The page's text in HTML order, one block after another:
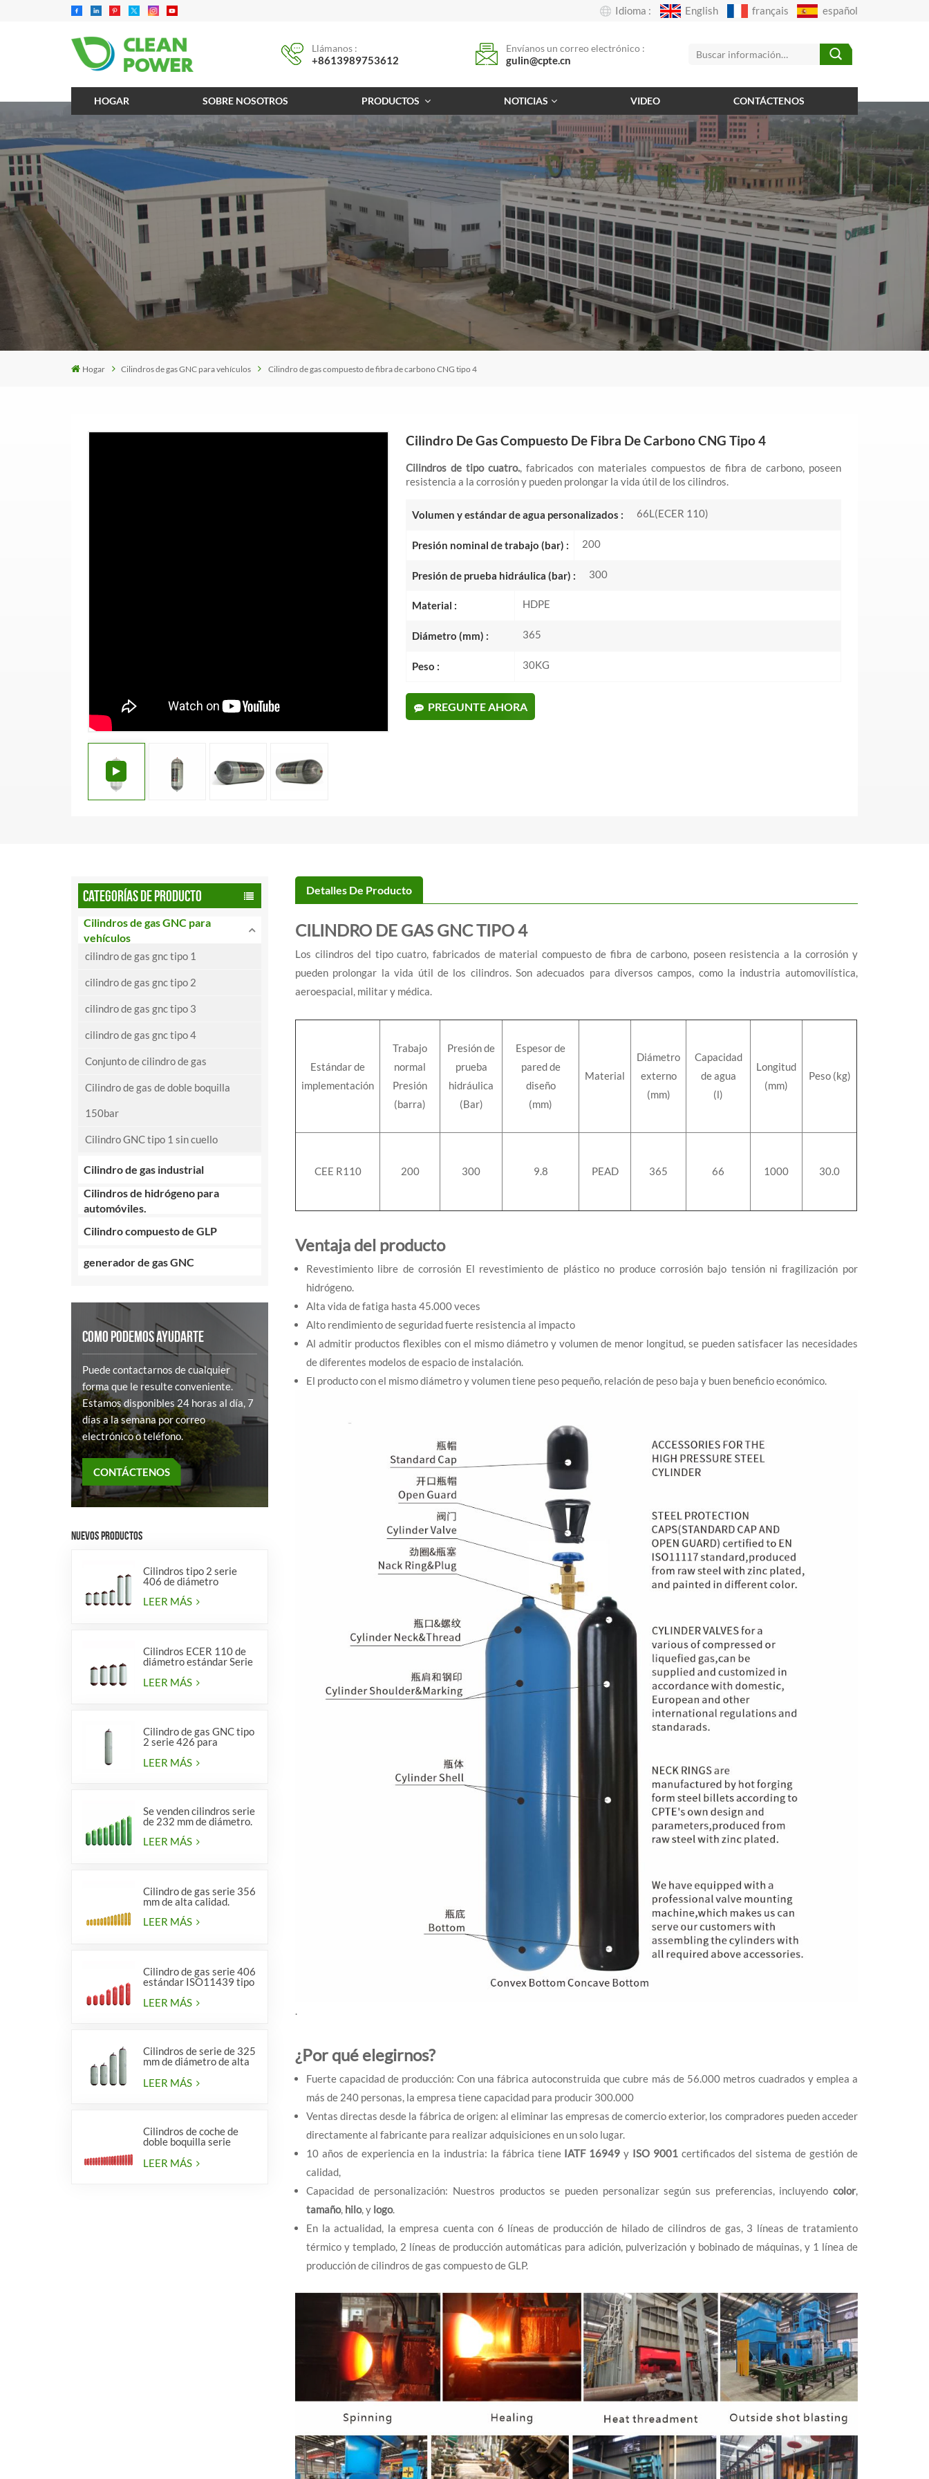
Idioma : English français español
Llámanos :
+8613989753612
Envíanos un correo electrónico :
gulin@cpte.cn
HOGAR SOBRE NOSOTROS PRODUCTOS NOTICIAS VIDEO CONTÁCTENOS
Hogar Cilindros de gas GNC para vehículos Cilindro de gas compuesto de fibra de carbono CNG tipo 4
Cilindro De Gas Compuesto De Fibra De Carbono CNG Tipo 4
Cilindros de tipo cuatro., fabricados con materiales compuestos de fibra de carbono, poseen
resistencia a la corrosión y pueden prolongar la vida útil de los cilindros.
Volumen y estándar de agua personalizados : 66L(ECER 110)
Presión nominal de trabajo (bar) : 200
Presión de prueba hidráulica (bar) : 300
Material : HDPE
Diámetro (mm) : 365
Peso : 30KG
PREGUNTE AHORA
CATEGORÍAS DE PRODUCTO
Cilindros de gas GNC para
vehículos
cilindro de gas gnc tipo 1
cilindro de gas gnc tipo 2
cilindro de gas gnc tipo 3
cilindro de gas gnc tipo 4
Conjunto de cilindro de gas
Cilindro de gas de doble boquilla
150bar
Cilindro GNC tipo 1 sin cuello
Cilindro de gas industrial
Cilindros de hidrógeno para
automóviles.
Cilindro compuesto de GLP
generador de gas GNC
COMO PODEMOS AYUDARTE
Puede contactarnos de cualquier
forma que le resulte conveniente.
Estamos disponibles 24 horas al día, 7
días a la semana por correo
electrónico o teléfono.
CONTÁCTENOS
NUEVOS PRODUCTOS
Cilindros tipo 2 serie
406 de diámetro
LEER MÁS
Cilindros ECER 110 de
diámetro estándar Serie
LEER MÁS
Cilindro de gas GNC tipo
2 serie 426 para
LEER MÁS
Se venden cilindros serie
de 232 mm de diámetro.
LEER MÁS
Cilindro de gas serie 356
mm de alta calidad.
LEER MÁS
Cilindro de gas serie 406
estándar ISO11439 tipo
LEER MÁS
Cilindros de serie de 325
mm de diámetro de alta
LEER MÁS
Cilindros de coche de
doble boquilla serie
diámetro 406 mm
LEER MÁS
Detalles De Producto
CILINDRO DE GAS GNC TIPO 4
Los cilindros del tipo cuatro, fabricados de material compuesto de fibra de carbono, poseen resistencia a la corrosión y
pueden prolongar la vida útil de los cilindros. Son adecuados para diversos campos, como la industria automovilística,
aeroespacial, militar y médica.
Estándar de
implementación
Trabajo
normal
Presión
(barra)
Presión de
prueba
hidráulica
(Bar)
Espesor de
pared de
diseño
(mm)
Material
Diámetro
externo
(mm)
Capacidad
de agua
(l)
Longitud
(mm)
Peso (kg)
CEE R110 200 300 9.8 PEAD 365 66 1000 30.0
Ventaja del producto
Revestimiento libre de corrosión El revestimiento de plástico no produce corrosión bajo tensión ni fragilización por
hidrógeno.
Alta vida de fatiga hasta 45.000 veces
Alto rendimiento de seguridad fuerte resistencia al impacto
Al admitir productos flexibles con el mismo diámetro y volumen de menor longitud, se pueden satisfacer las necesidades
de diferentes modelos de espacio de instalación.
El producto con el mismo diámetro y volumen tiene peso pequeño, relación de peso baja y buen beneficio económico.
.
¿Por qué elegirnos?
Fuerte capacidad de producción: Con una fábrica autoconstruida que cubre más de 56.000 metros cuadrados y emplea a
más de 240 personas, la empresa tiene capacidad para producir 300.000
Ventas directas desde la fábrica de origen: al eliminar las empresas de comercio exterior, los compradores pueden acceder
directamente al fabricante para realizar adquisiciones en un solo lugar.
10 años de experiencia en la industria: la fábrica tieneIATF 16949 y ISO 9001certificados del sistema de gestión de
calidad,
Capacidad de personalización: Nuestros productos se pueden personalizar según sus preferencias, incluyendo color,
tamaño, hilo, y logo.
En la actualidad, la empresa cuenta con 6 líneas de producción de hilado de cilindros de gas, 3 líneas de tratamiento
térmico y templado, 2 líneas de producción automáticas para adición, pulverización y bobinado de máquinas, y 1 línea de
producción de cilindros de gas compuesto de GLP.